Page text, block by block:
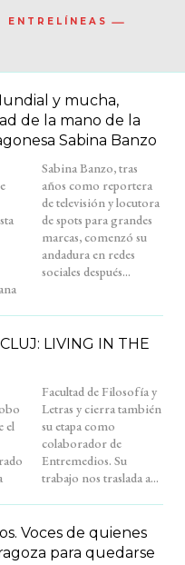
ENTRELÍNEAS
y mucha,
de la mano de la
Sabina Banzo
sociales después...
LIVING IN THE
el
trabajo nos traslada a...
Voces de quienes
para quedarse